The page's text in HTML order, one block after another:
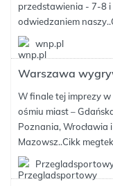
przedstawienia - 7-8
odwiedzaniem naszy..
wnp.pl
Warszawa
W finale tej imprezy w
ośmiu miast –
Poznania, Wrocławia
Mazowsz..Cikk